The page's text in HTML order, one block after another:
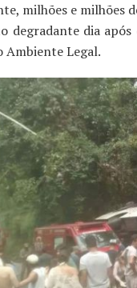
milhões e milhões
degradante dia
Ambiente Legal.